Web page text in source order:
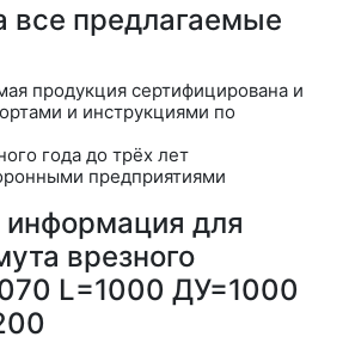
все предлагаемые
продукция сертифицирована и
и инструкциями по
года до трёх лет
предприятиями
информация для
врезного
L=1000 ДУ=1000